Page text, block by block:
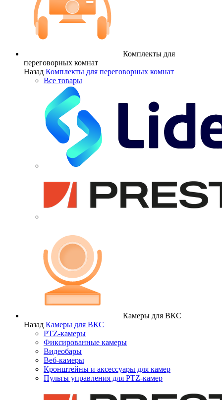
Комплекты для
переговорных комнат
Назад Комплекты для переговорных комнат
Все товары
Камеры для ВКС
Назад Камеры для ВКС
PTZ-камеры
Фиксированные камеры
Видеобары
Веб-камеры
Кронштейны и аксессуары для камер
Пульты управления для PTZ-камер